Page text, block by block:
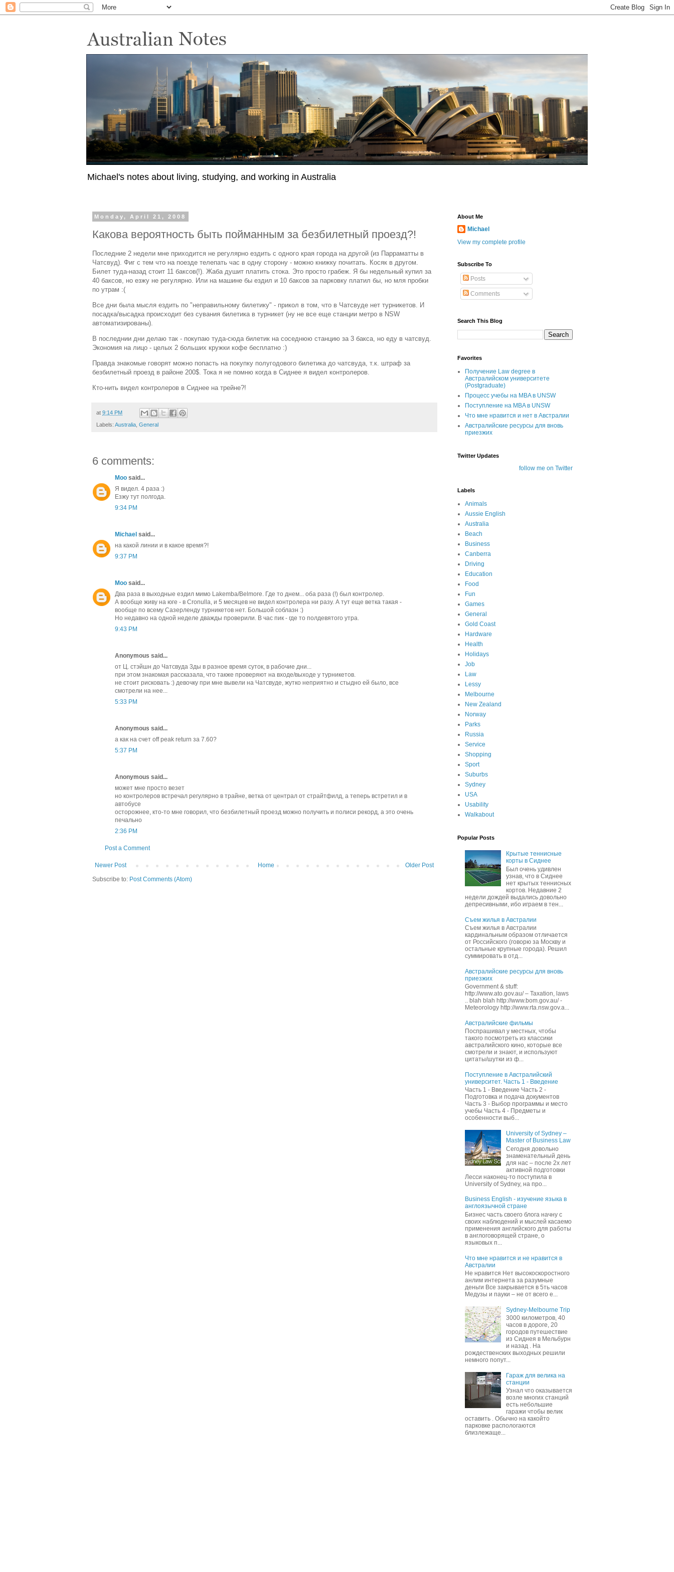
Michael's notes about living, studying, and working in Australia
Monday, April 21, 2008
Какова вероятность быть пойманным за безбилетный проезд?!
Последние 2 недели мне приходится не регулярно ездить с одного края города на другой (из Парраматты в
Чатсвуд). Фиг с тем что на поезде телепать час в одну сторону - можно книжку почитать. Косяк в другом.
Билет туда-назад стоит 11 баксов(!). Жаба душит платить стока. Это просто грабеж. Я бы недельный купил за
40 баксов, но езжу не регулярно. Или на машине бы ездил и 10 баксов за парковку платил бы, но мля пробки
по утрам :(
Все дни была мысля ездить по "неправильному билетику" - прикол в том, что в Чатсвуде нет турникетов. И
посадка/высадка происходит без сувания билетика в турникет (ну не все еще станции метро в NSW
автоматизированы).
В последнии дни делаю так - покупаю туда-сюда билетик на соседнюю станцию за 3 бакса, но еду в чатсвуд.
Экономия на лицо - целых 2 больших кружки кофе бесплатно :)
Правда знакомые говорят можно попасть на покупку полугодового билетика до чатсвуда, т.к. штраф за
безбилетный проезд в районе 200$. Тока я не помню когда в Сиднее я видел контролеров.
Кто-нить видел контролеров в Сиднее на трейне?!
at 9:14 PM
Labels: Australia General
6 comments:
Moo said...
Я видел. 4 раза :)
Езжу тут полгода.
9:34 PM
Michael said...
на какой линии и в какое время?!
9:37 PM
Moo said...
Два раза в выходные ездил мимо Lakemba/Belmore. Где то днем... оба раза (!) был контролер.
А вообще живу на юге - в Cronulla, и 5 месяцев не видел контролера ни разу. А тут еще ветка такая -
вообще по всему Сазерленду турникетов нет. Большой соблазн :)
Но недавно на одной неделе дважды проверили. В час пик - где то полдевятого утра.
9:43 PM
Anonymous said...
от Ц. стэйшн до Чатсвуда 3ды в разное время суток, в рабочие дни...
при этом знакомая рассказала, что также проверяют на входе/выходе у турникетов.
не стоит рисковать :) девочку при мне вывели на Чатсвуде, жутко неприятно и стыдно ей было, все
смотрели на нее...
5:33 PM
Anonymous said...
а как на счет off peak return за 7.60?
5:37 PM
Anonymous said...
может мне просто везет
но контролеров встречал регулярно в трайне, ветка от централ от страйтфилд, а теперь встретил и в
автобусе
осторожнее, кто-то мне говорил, что безбилетный проезд можно получить и полиси рекорд, а это очень
печально
2:36 PM
Post a Comment
Newer Post Older Post
Home
Subscribe to: Post Comments (Atom)
About Me
Michael
View my complete profile
Subscribe To
Posts
Comments
Search This Blog
Favorites
Получение Law degree в
Австралийском университете
(Postgraduate)
Процесс учебы на MBA в UNSW
Поступление на MBA в UNSW
Что мне нравится и нет в Австралии
Австралийские ресурсы для вновь
приезжих
Twitter Updates
follow me on Twitter
Labels
Animals
Aussie English
Australia
Beach
Business
Canberra
Driving
Education
Food
Fun
Games
General
Gold Coast
Hardware
Health
Holidays
Job
Law
Lessy
Melbourne
New Zealand
Norway
Parks
Russia
Service
Shopping
Sport
Suburbs
Sydney
USA
Usability
Walkabout
Popular Posts
Крытые теннисные
корты в Сиднее
Был очень удивлен
узнав, что в Сиднее
нет крытых теннисных
кортов. Недавние 2
недели дождей выдались довольно
депресивными, ибо играем в тен...
Съем жилья в Австралии
Съем жилья в Австралии
кардинальным образом отличается
от Российского (говорю за Москву и
остальные крупные города). Решил
суммировать в отд...
Австралийские ресурсы для вновь
приезжих
Government & stuff:
http://www.ato.gov.au/ – Taxation, laws
.. blah blah http://www.bom.gov.au/ -
Meteorology http://www.rta.nsw.gov.a...
Австралийские фильмы
Поспрашивал у местных, чтобы
такого посмотреть из классики
австралийского кино, которые все
смотрели и знают, и иcпользуют
цитаты/шутки из ф...
Поступление в Австралийский
университет. Часть 1 - Введение
Часть 1 - Введение Часть 2 -
Подготовка и подача документов
Часть 3 - Выбор программы и место
учебы Часть 4 - Предметы и
особенности выб...
University of Sydney –
Master of Business Law
Сегодня довольно
знаменательный день
для нас – после 2х лет
активной подготовки
Лесси наконец-то поступила в
University of Sydney, на про...
Business English - изучение языка в
англоязычной стране
Бизнес часть своего блога начну c
своих наблюдений и мыслей касаемо
применения английского для работы
в англоговорящей стране, о
языковых п...
Что мне нравится и не нравится в
Австралии
Не нравится Нет высокоскоростного
анлим интернета за разумные
деньги Все закрывается в 5ть часов
Медузы и пауки – не от всего е...
Sydney-Melbourne Trip
3000 километров, 40
часов в дороге, 20
городов путешествие
из Сиднея в Мельбурн
и назад . На
рождественских выходных решили
немного попут...
Гараж для велика на
станции
Узнал что оказывается
возле многих станций
есть небольшие
гаражи чтобы велик
оставить . Обычно на какойто
парковке распологаются
близлежаще...